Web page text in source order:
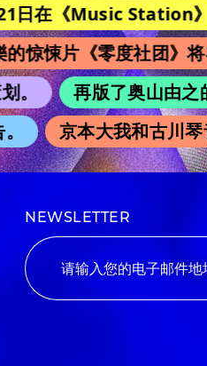
Station》 改编
零度社团》将在日本上
再版了奥山由之的
本大我和古川琴音《不
NEWSLETTER